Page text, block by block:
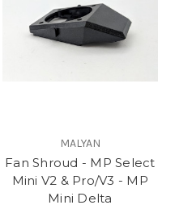
MALYAN
Fan Shroud - MP Select
Mini V2 & Pro/V3 - MP
Mini Delta